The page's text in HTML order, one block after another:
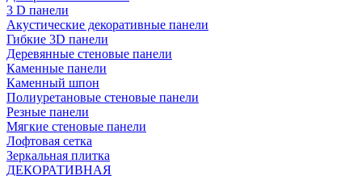
3 D панели
Акустические декоративные панели
Гибкие 3D панели
Деревянные стеновые панели
Каменные панели
Каменный шпон
Полиуретановые стеновые панели
Резные панели
Мягкие стеновые панели
Лофтовая сетка
Зеркальная плитка
ДЕКОРАТИВНАЯ